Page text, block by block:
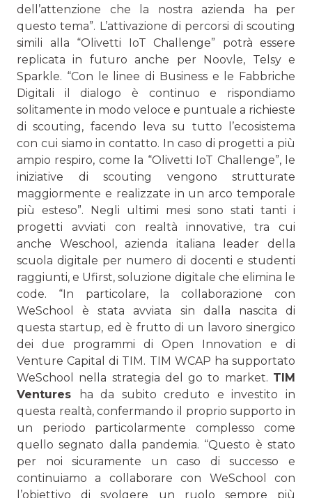
dell’attenzione che la nostra azienda ha per
questo tema”. L’attivazione di percorsi di scouting
simili alla “Olivetti IoT Challenge” potrà essere
replicata in futuro anche per Noovle, Telsy e
Sparkle. “Con le linee di Business e le Fabbriche
Digitali il dialogo è continuo e rispondiamo
solitamente in modo veloce e puntuale a richieste
di scouting, facendo leva su tutto l’ecosistema
con cui siamo in contatto. In caso di progetti a più
ampio respiro, come la “Olivetti IoT Challenge”, le
iniziative di scouting vengono strutturate
maggiormente e realizzate in un arco temporale
più esteso”. Negli ultimi mesi sono stati tanti i
progetti avviati con realtà innovative, tra cui
anche Weschool, azienda italiana leader della
scuola digitale per numero di docenti e studenti
raggiunti, e Ufirst, soluzione digitale che elimina le
code. “In particolare, la collaborazione con
WeSchool è stata avviata sin dalla nascita di
questa startup, ed è frutto di un lavoro sinergico
dei due programmi di Open Innovation e di
Venture Capital di TIM. TIM WCAP ha supportato
WeSchool nella strategia del go to market. TIM
Ventures
ha da subito creduto e investito in
questa realtà, confermando il proprio supporto in
un periodo particolarmente complesso come
quello segnato dalla pandemia. “Questo è stato
per noi sicuramente un caso di successo e
continuiamo a collaborare con WeSchool con
l’obiettivo di svolgere un ruolo sempre più